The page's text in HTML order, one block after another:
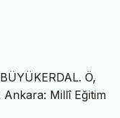
Ö,
Ankara: Millî Eğitim